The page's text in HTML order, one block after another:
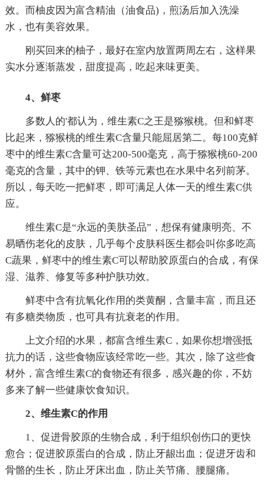
效。而柚皮因为富含精油（油食品)，煎汤后加入洗澡
水，也有美容效果。
刚买回来的柚子，最好在室内放置两周左右，这样果
实水分逐渐蒸发，甜度提高，吃起来味更美。
4、鲜枣
多数人的'都认为，维生素C之王是猕猴桃。但和鲜枣
比起来，猕猴桃的维生素C含量只能屈居第二。每100克鲜
枣中的维生素C含量可达200-500毫克，高于猕猴桃60-200
毫克的含量，其中的钾、铁等元素也在水果中名列前茅。
所以，每天吃一把鲜枣，即可满足人体一天的维生素C供
应。
维生素C是“永远的美肤圣品”，想保有健康明亮、不
易晒伤老化的皮肤，几乎每个皮肤科医生都会叫你多吃高
C蔬果，鲜枣中的维生素C可以帮助胶原蛋白的合成，有保
湿、滋养、修复等多种护肤功效。
鲜枣中含有抗氧化作用的类黄酮，含量丰富，而且还
有多糖类物质，也可具有抗衰老的作用。
上文介绍的水果，都富含维生素C，如果你想增强抵
抗力的话，这些食物应该经常吃一些。其次，除了这些食
材外，富含维生素C的食物还有很多，感兴趣的你，不妨
多来了解一些健康饮食知识。
2、维生素C的作用
1、促进骨胶原的生物合成，利于组织创伤口的更快
愈合；促进胶原蛋白的合成，防止牙龈出血；促进牙齿和
骨骼的生长，防止牙床出血，防止关节痛、腰腿痛。